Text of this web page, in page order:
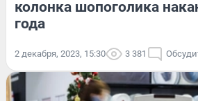
колонка шопоголика
года
2 декабря, 2023, 15:30 3 381